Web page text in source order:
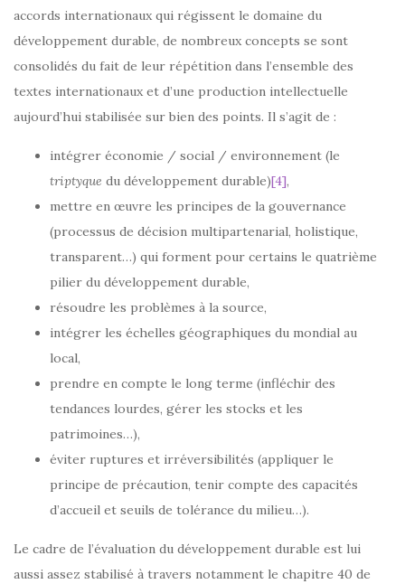
accords internationaux qui régissent le domaine du
développement durable, de nombreux concepts se sont
consolidés du fait de leur répétition dans l’ensemble des
textes internationaux et d’une production intellectuelle
aujourd’hui stabilisée sur bien des points. Il s’agit de :
intégrer économie / social / environnement (le
triptyque du développement durable)[4],
mettre en œuvre les principes de la gouvernance
(processus de décision multipartenarial, holistique,
transparent…) qui forment pour certains le quatrième
pilier du développement durable,
résoudre les problèmes à la source,
intégrer les échelles géographiques du mondial au
local,
prendre en compte le long terme (infléchir des
tendances lourdes, gérer les stocks et les
patrimoines…),
éviter ruptures et irréversibilités (appliquer le
principe de précaution, tenir compte des capacités
d’accueil et seuils de tolérance du milieu…).
Le cadre de l’évaluation du développement durable est lui
aussi assez stabilisé à travers notamment le chapitre 40 de